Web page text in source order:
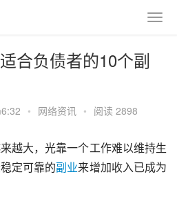
合负债者的10个副
• 网络资讯 • 阅读 2898
越大，光靠一个工作难以维持生
定可靠的副业来增加收入已成为